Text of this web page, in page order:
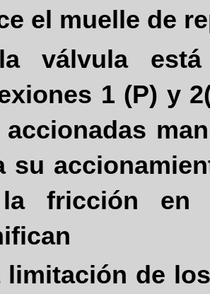
el muelle de
válvula
1 (P) y
su
fricción en
limitación de